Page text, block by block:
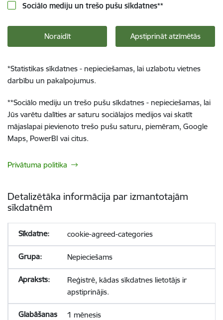
Sociālo mediju un trešo pušu sīkdatnes**
Noraidīt Apstiprināt atzīmētās
*Statistikas sīkdatnes - nepieciešamas, lai uzlabotu vietnes
darbību un pakalpojumus.
**Sociālo mediju un trešo pušu sīkdatnes - nepieciešamas, lai
Jūs varētu dalīties ar saturu sociālajos medijos vai skatīt
mājaslapai pievienoto trešo pušu saturu, piemēram, Google
Maps, PowerBI vai citus.
Privātuma politika
Detalizētāka informācija par izmantotajām
sīkdatnēm
cookie-agreed-categories
Nepieciešams
Reģistrē, kādas sīkdatnes lietotājs ir
apstiprinājis.
1 mēnesis